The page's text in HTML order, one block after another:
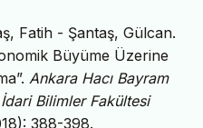
Fatih - Şantaş, Gülcan.
Büyüme Üzerine
Ankara Hacı Bayram
Bilimler Fakültesi
388-398.